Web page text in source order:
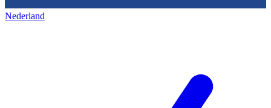
Nederland